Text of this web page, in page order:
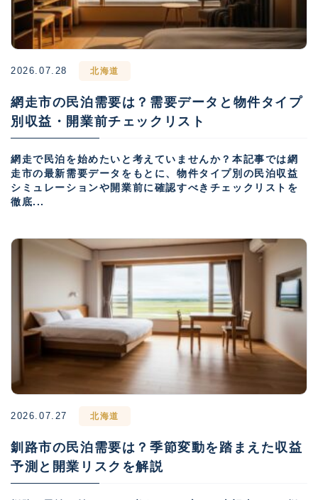
2026.07.28 北海道
網走市の民泊需要は？需要データと物件タイプ
別収益・開業前チェックリスト
網走で民泊を始めたいと考えていませんか？本記事では網
走市の最新需要データをもとに、物件タイプ別の民泊収益
シミュレーションや開業前に確認すべきチェックリストを
徹底...
2026.07.27 北海道
釧路市の民泊需要は？季節変動を踏まえた収益
予測と開業リスクを解説